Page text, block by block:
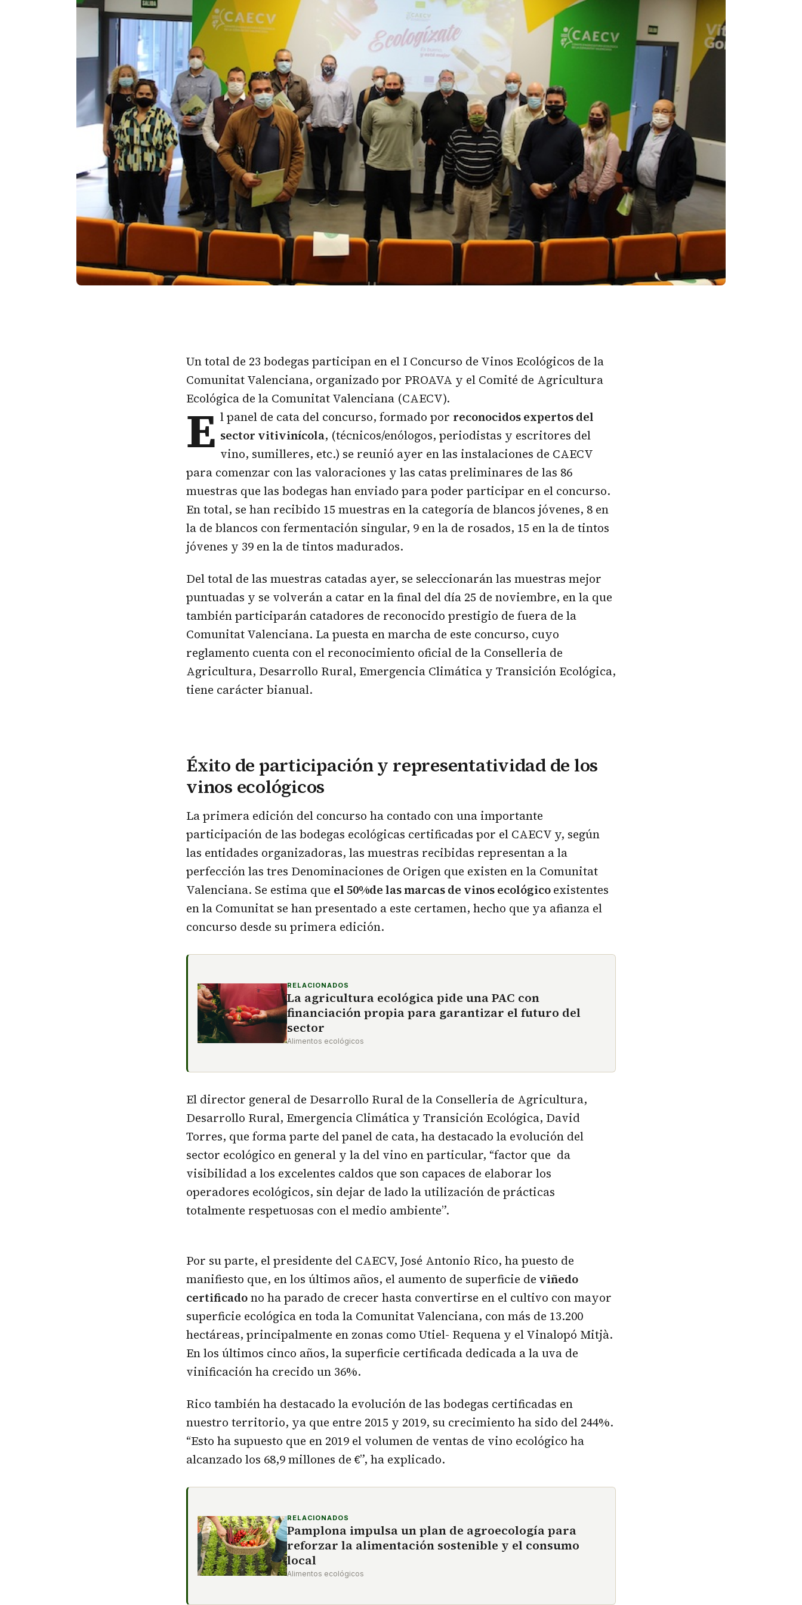
Un total de 23 bodegas participan en el I Concurso de Vinos Ecológicos de la
Comunitat Valenciana, organizado por PROAVA y el Comité de Agricultura
Ecológica de la Comunitat Valenciana (CAECV).
E l panel de cata del concurso, formado por reconocidos expertos del
sector vitivinícola, (técnicos/enólogos, periodistas y escritores del
vino, sumilleres, etc.) se reunió ayer en las instalaciones de CAECV
para comenzar con las valoraciones y las catas preliminares de las 86
muestras que las bodegas han enviado para poder participar en el concurso.
En total, se han recibido 15 muestras en la categoría de blancos jóvenes, 8 en
la de blancos con fermentación singular, 9 en la de rosados, 15 en la de tintos
jóvenes y 39 en la de tintos madurados.
Del total de las muestras catadas ayer, se seleccionarán las muestras mejor
puntuadas y se volverán a catar en la final del día 25 de noviembre, en la que
también participarán catadores de reconocido prestigio de fuera de la
Comunitat Valenciana. La puesta en marcha de este concurso, cuyo
reglamento cuenta con el reconocimiento oficial de la Conselleria de
Agricultura, Desarrollo Rural, Emergencia Climática y Transición Ecológica,
tiene carácter bianual.
Éxito de participación y representatividad de los
vinos ecológicos
La primera edición del concurso ha contado con una importante
participación de las bodegas ecológicas certificadas por el CAECV y, según
las entidades organizadoras, las muestras recibidas representan a la
perfección las tres Denominaciones de Origen que existen en la Comunitat
Valenciana. Se estima que el 50%de las marcas de vinos ecológicoexistentes
en la Comunitat se han presentado a este certamen, hecho que ya afianza el
concurso desde su primera edición.
RELACIONADOS
La agricultura ecológica pide una PAC con
financiación propia para garantizar el futuro del
sector
Alimentos ecológicos
El director general de Desarrollo Rural de la Conselleria de Agricultura,
Desarrollo Rural, Emergencia Climática y Transición Ecológica, David
Torres, que forma parte del panel de cata, ha destacado la evolución del
sector ecológico en general y la del vino en particular, “factor que da
visibilidad a los excelentes caldos que son capaces de elaborar los
operadores ecológicos, sin dejar de lado la utilización de prácticas
totalmente respetuosas con el medio ambiente”.
Por su parte, el presidente del CAECV, José Antonio Rico, ha puesto de
manifiesto que, en los últimos años, el aumento de superficie de viñedo
certificadono ha parado de crecer hasta convertirse en el cultivo con mayor
superficie ecológica en toda la Comunitat Valenciana, con más de 13.200
hectáreas, principalmente en zonas como Utiel- Requena y el Vinalopó Mitjà.
En los últimos cinco años, la superficie certificada dedicada a la uva de
vinificación ha crecido un 36%.
Rico también ha destacado la evolución de las bodegas certificadas en
nuestro territorio, ya que entre 2015 y 2019, su crecimiento ha sido del 244%.
“Esto ha supuesto que en 2019 el volumen de ventas de vino ecológico ha
alcanzado los 68,9 millones de €”, ha explicado.
RELACIONADOS
Pamplona impulsa un plan de agroecología para
reforzar la alimentación sostenible y el consumo
local
Alimentos ecológicos